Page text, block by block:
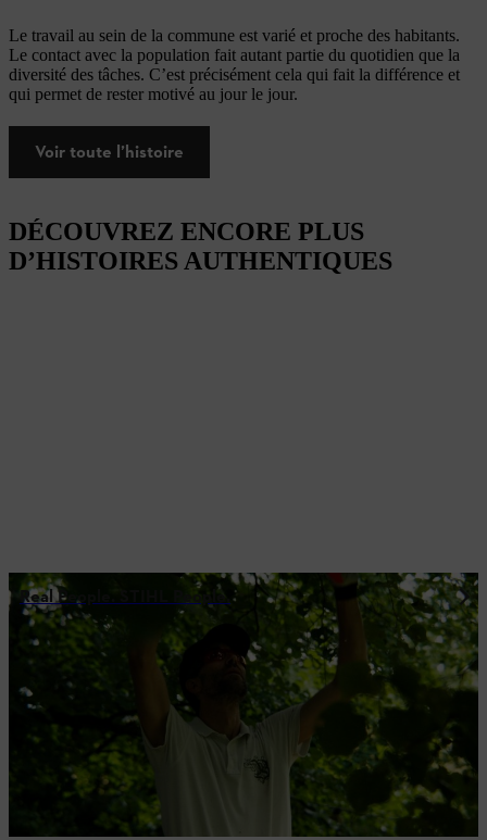
Le travail au sein de la commune est varié et proche des habitants.
Le contact avec la population fait autant partie du quotidien que la
diversité des tâches. C’est précisément cela qui fait la différence et
qui permet de rester motivé au jour le jour.
Voir toute l’histoire
DÉCOUVREZ ENCORE PLUS
D’HISTOIRES AUTHENTIQUES
Real People. STIHL People.